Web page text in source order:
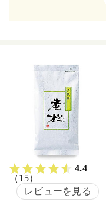
4.4
（15）
レビューを見る